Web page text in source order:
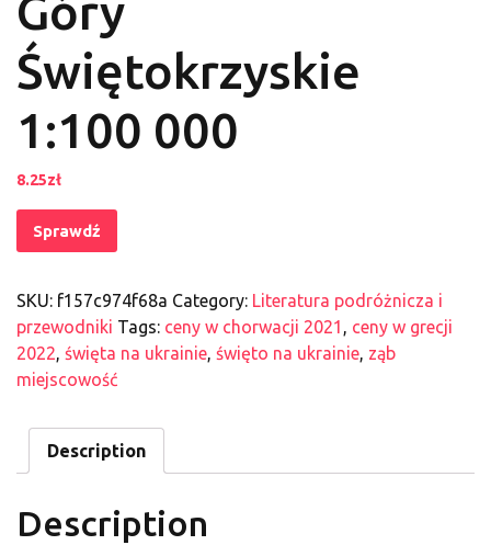
Góry
Świętokrzyskie
1:100 000
8.25zł
Sprawdź
SKU: f157c974f68a Category: Literatura podróżnicza i
przewodniki Tags: ceny w chorwacji 2021 , ceny w grecji
2022, święta na ukrainie, święto na ukrainie, ząb
miejscowość
Description
Description